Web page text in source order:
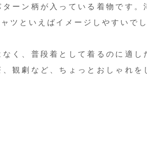
ーン柄が入っている着物です
ツといえばイメージしやすいで
く、普段着として着るのに適
観劇など、ちょっとおしゃれ